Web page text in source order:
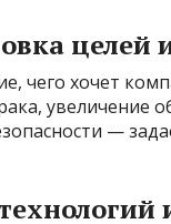
целей
чего хочет
увеличение
—